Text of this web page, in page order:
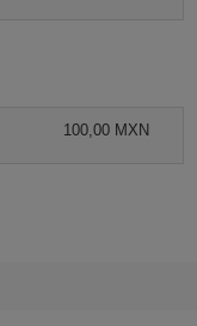
100,00 MXN